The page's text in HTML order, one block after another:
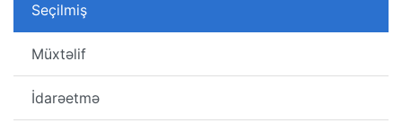
Seçilmiş
Müxtəlif
İdarəetmə